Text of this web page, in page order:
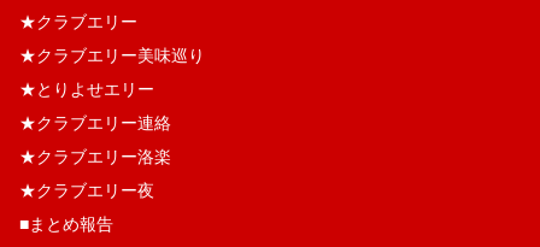
★クラブエリー
★クラブエリー美味巡り
★とりよせエリー
★クラブエリー連絡
★クラブエリー洛楽
★クラブエリー夜
■まとめ報告